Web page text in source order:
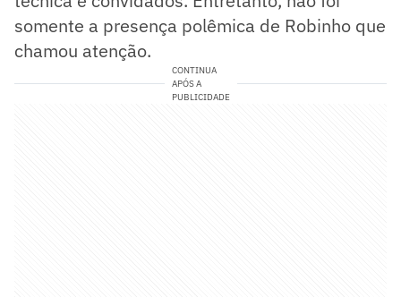
somente a presença polêmica de Robinho que
chamou atenção.
CONTINUA
APÓS A
PUBLICIDADE